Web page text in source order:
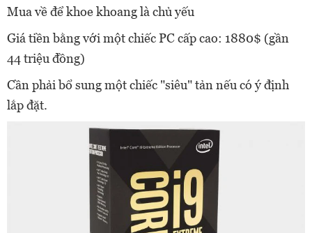
Mua về để khoe khoang là chủ yếu
Giá tiền bằng với một chiếc PC cấp cao: 1880$ (gần
44 triệu đồng)
Cần phải bổ sung một chiếc "siêu" tản nếu có ý định
lắp đặt.